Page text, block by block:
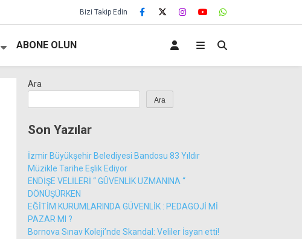
Bizi Takip Edin
ABONE OLUN
Ara
Ara
Son Yazılar
İzmir Büyükşehir Belediyesi Bandosu 83 Yıldır
Müzikle Tarihe Eşlik Ediyor
ENDİŞE VELİLERİ “ GÜVENLİK UZMANINA “
DÖNÜŞÜRKEN
EĞİTİM KURUMLARINDA GÜVENLİK : PEDAGOJİ Mİ
PAZAR MI ?
Bornova Sınav Koleji’nde Skandal: Veliler İsyan etti!